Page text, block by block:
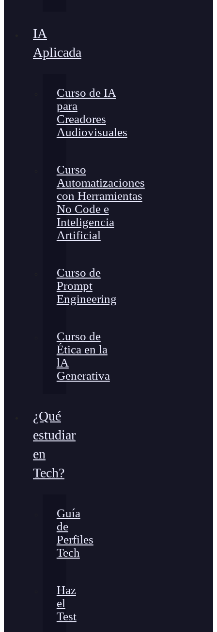
IA
Aplicada
Curso de IA
para
Creadores
Audiovisuales
Curso
Automatizaciones
con Herramientas
No Code e
Inteligencia
Artificial
Curso de
Prompt
Engineering
Curso de
Ética en la
lA
Generativa
¿Qué
estudiar
en
Tech?
Guía
de
Perfiles
Tech
Haz
el
Test